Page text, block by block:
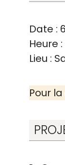
Date :
Heure
Lieu :
Pour